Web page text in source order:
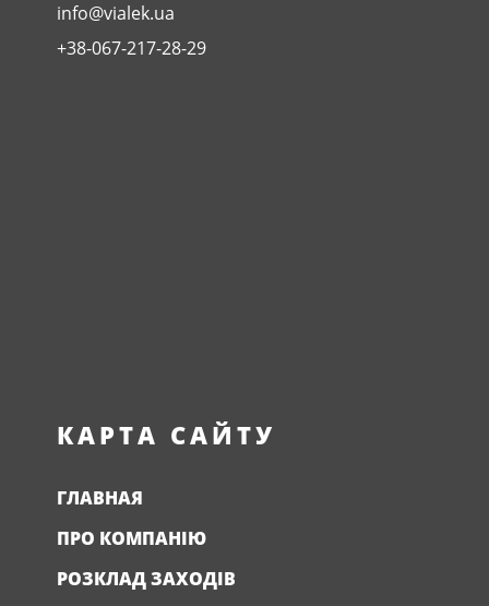
info@vialek.ua
+38-067-217-28-29
КАРТА САЙТУ
ГЛАВНАЯ
ПРО КОМПАНІЮ
РОЗКЛАД ЗАХОДІВ